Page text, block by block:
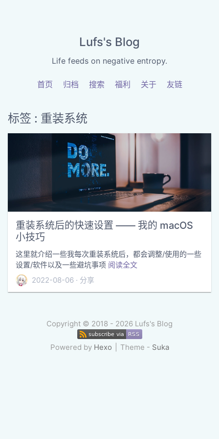
Lufs's Blog
Life feeds on negative entropy.
首页 归档 搜索 福利 关于 友链
标签 : 重装系统
重装系统后的快速设置 —— 我的 macOS
小技巧
这里就介绍一些我每次重装系统后，都会调整/使用的一些
设置/软件以及一些避坑事项 阅读全文
2022-08-06
分享
Copyright © 2018 - 2026 Lufs's Blog
Powered by Hexo Theme - Suka